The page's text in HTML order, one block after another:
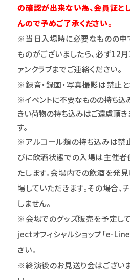
の確認が出来ない為、会員証と
んので予めご了承ください。
※当日入場時に必要なものの中
ものがございましたら、必ず12
ァンクラブまでご連絡ください。
※録音・録画・写真撮影は禁止と
※イベントに不要なものの持ち込
きい荷物の持ち込みはご遠慮頂き
す。
※アルコール類の持ち込みは禁
びに飲酒状態での入場は主催者
たします。会場内での飲酒を発
場していただきます。その場合、
しません。
※会場でのグッズ販売を予定し
jectオフィシャルショップ「e-
さい。
※終演後のお見送り会はござい